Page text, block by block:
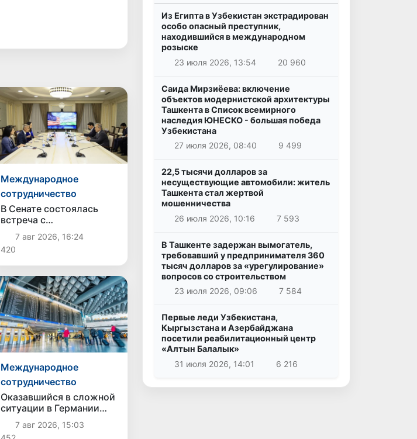
Международное
сотрудничество
В Сенате состоялась
встреча с
представителем
Госдепартамента США
7 авг 2026, 16:24
420
Международное
сотрудничество
Оказавшийся в сложной
ситуации в Германии
соотечественник
возвращен в Узбекистан
7 авг 2026, 15:03
Из Египта в Узбекистан экстрадирован
особо опасный преступник,
находившийся в международном
розыске
23 июля 2026, 13:54
20 960
Саида Мирзиёева: включение
объектов модернистской архитектуры
Ташкента в Список всемирного
наследия ЮНЕСКО - большая победа
Узбекистана
27 июля 2026, 08:40
9 499
22,5 тысячи долларов за
несуществующие автомобили: житель
Ташкента стал жертвой
мошенничества
26 июля 2026, 10:16
7 593
В Ташкенте задержан вымогатель,
требовавший у предпринимателя 360
тысяч долларов за «урегулирование»
вопросов со строительством
23 июля 2026, 09:06
7 584
Первые леди Узбекистана,
Кыргызстана и Азербайджана
посетили реабилитационный центр
«Алтын Балалык»
31 июля 2026, 14:01
6 216